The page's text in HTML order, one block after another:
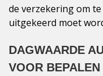
de verzekering om
uitgekeerd moet
DAGWAARDE
VOOR